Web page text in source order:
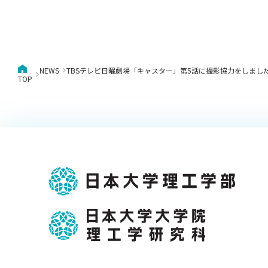
TOP
NEWS TBSテレビ日曜劇場「キャスター」第5話に撮影協力をしまし